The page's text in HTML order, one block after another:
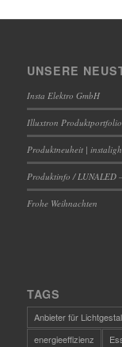
UNSERE
Insta Elektro GmbH
Illuxtron
Produktneuheit |
Produktinfo / LUNALED
Frohe Weihnachten
TAGS
Anbieter für
energieeffizienz